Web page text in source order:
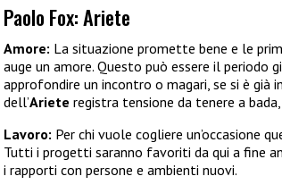
Paolo Fox: Ariete
Amore: La situazione promette bene e le
auge un amore. Questo può essere il periodo
approfondire un incontro o magari, se si è già
dell’Ariete registra tensione da tenere a
Lavoro: Per chi vuole cogliere un’occasione
Tutti i progetti saranno favoriti da qui a fine
i rapporti con persone e ambienti nuovi.